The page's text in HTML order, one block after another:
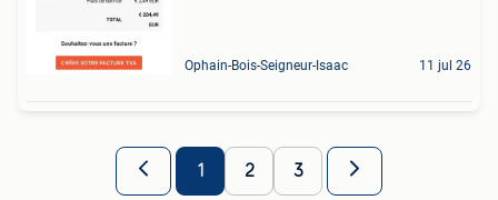
Ophain-Bois-Seigneur-Isaac 11 jul 26
1 2 3